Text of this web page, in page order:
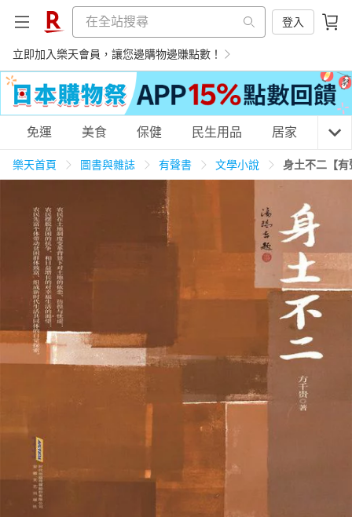
登入
立即加入樂天會員，讓您邊購物邊賺點數！
購物網分類
天天免運 民生用品
居家生活 親子玩具
女裝 男裝 情趣用品
電子/紙本書
免運 美食 保健 民生用品 居家 3C
樂天首頁 圖書與雜誌 有聲書 文學小說 身土不二【有